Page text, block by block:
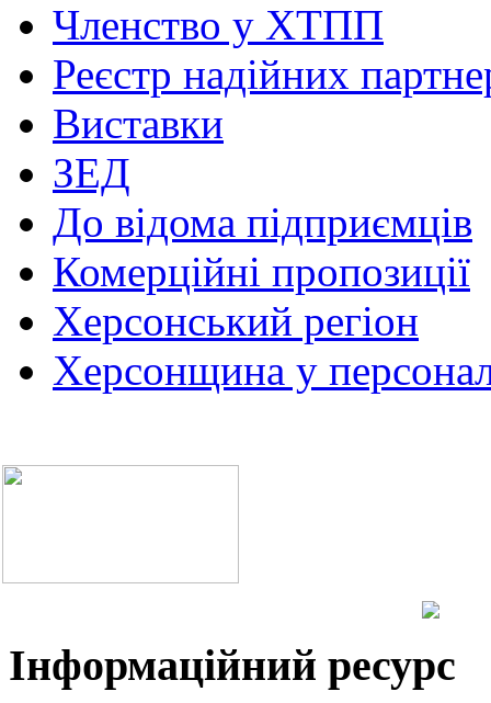
Членство у ХТПП
Реєстр надійних
Виставки
ЗЕД
До відома підприємців
Комерційні пропозиції
Херсонський регіон
Херсонщина у
Інформаційний ресурс